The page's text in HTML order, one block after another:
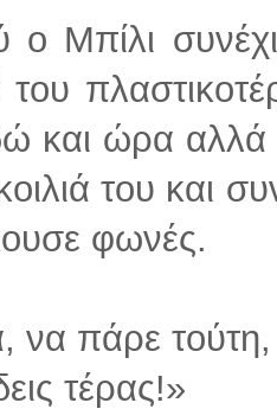
ο Μπίλι
του
και ώρα αλλά
του και
φωνές.
πάρε τούτη,
τέρας!»